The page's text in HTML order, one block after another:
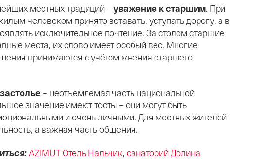
местных традиций – уважение к старшим. При
человеком принято вставать, уступать дорогу, а в
исключительное почтение. За столом старшие
места, их слово имеет особый вес. Многие
принимаются с учётом мнения старшего
– неотъемлемая часть национальной
значение имеют тосты – они могут быть
и очень личными. Для местных жителей
а важная часть общения.
AZIMUT Отель Нальчик, санаторий Долина